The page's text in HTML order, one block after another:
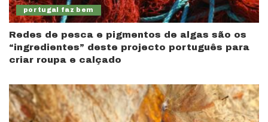
portugal faz bem
Redes de pesca e pigmentos de algas são os
“ingredientes” deste projecto português para
criar roupa e calçado